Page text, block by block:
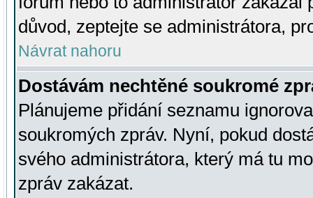
důvod, zeptejte se administrátora,
Návrat nahoru
Dostávám nechtěné soukromé
Plánujeme přidání seznamu
soukromých zpráv. Nyní, pokud
svého administrátora, který má tu
zpráv zakázat.